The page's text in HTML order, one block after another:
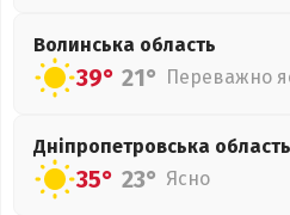
Волинська область
39° 21° Переважно
Дніпропетровська область
35° 23° Ясно